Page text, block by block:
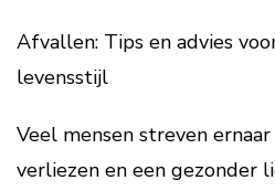
Afvallen: Tips en advies
levensstijl
Veel mensen streven
verliezen en een gezonder